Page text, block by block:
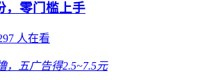
，零门槛上手
人在看